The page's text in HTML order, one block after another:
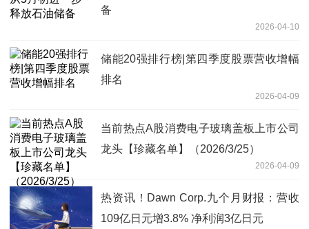
备
2026-04-10
储能20强排行榜|第四季度股票营收增幅
排名
2026-04-09
当前热点A股消费电子玻璃盖板上市公司
龙头【珍藏名单】（2026/3/25）
2026-04-09
热资讯！Dawn Corp.九个月财报：营收
109亿日元增3.8% 净利润3亿日元